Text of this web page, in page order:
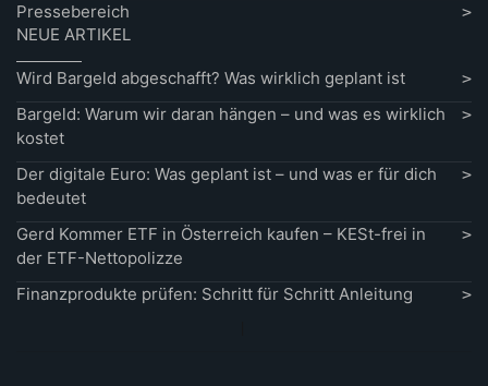
Pressebereich
NEUE ARTIKEL
Wird Bargeld abgeschafft? Was wirklich geplant ist
Bargeld: Warum wir daran hängen – und was es wirklich
kostet
Der digitale Euro: Was geplant ist – und was er für dich
bedeutet
Gerd Kommer ETF in Österreich kaufen – KESt-frei in
der ETF-Nettopolizze
Finanzprodukte prüfen: Schritt für Schritt Anleitung